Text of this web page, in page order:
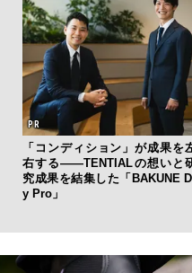
「コンディション」が成果を
右する——TENTIALの想いと
究成果を結集した「BAKUNE
y Pro」